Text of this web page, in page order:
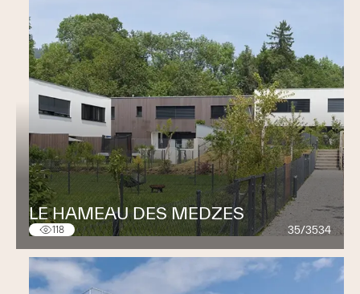
LE HAMEAU DES MEDZES
118 35/3534